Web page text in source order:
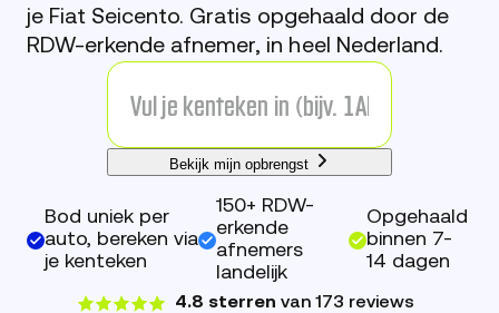
je Fiat Seicento. Gratis opgehaald door de
RDW-erkende afnemer, in heel Nederland.
Bekijk mijn opbrengst
Bod uniek per
auto, bereken via
je kenteken
150+ RDW-
erkende
afnemers
landelijk
Opgehaald
binnen 7-
14 dagen
4.8 sterren van 173 reviews